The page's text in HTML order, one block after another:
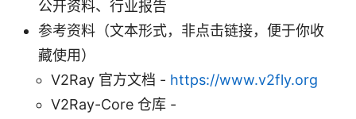
公开资料、行业报告
参考资料（文本形式，非点击链接，便于你收
藏使用）
V2Ray 官方文档 - https://www.v2fly.org
V2Ray-Core 仓库 -